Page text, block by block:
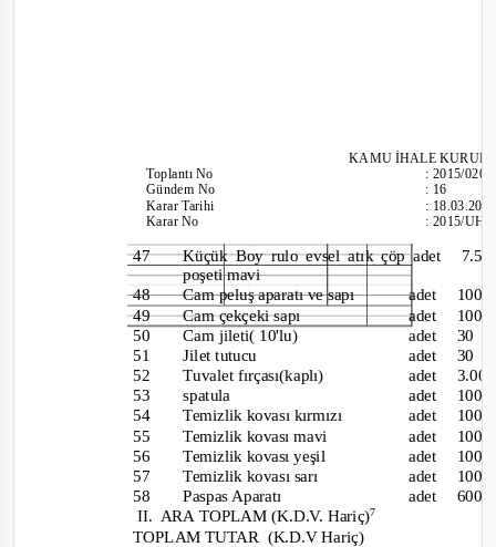
KAMU İHALE
ToplantıNo
Gündem No
Karar Tarihi
Karar No
:2015/020
: 16
:
:2015/
47 Küçük Boy rulo evsel atık çöpadet
poşeti mavi
48
49
50
51
52
53
54
55
56
57
58
Cam peluş aparatı ve sapı
Cam çekçeki sapı
Cam jileti( 10'lu)
Jilet tutucu
Tuvalet fırçası(kaplı)
spatula
adet
adet
adet
adet
adet
adet
adet
adet
adet
adet
adet
Temizlik kovası kırmızı
Temizlik kovası mavi
Temizlik kovası yeşil
Temizlik kovası sarı
Paspas Aparatı
II. ARA TOPLAM(K.D.V. Hariç)7
TOPLAM TUTAR (K.D.V Hariç)